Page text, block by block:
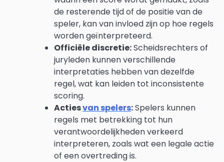
de resterende tijd of de positie van de
speler, kan van invloed zijn op hoe regels
worden geïnterpreteerd.
Officiële discretie:Scheidsrechters of
juryleden kunnen verschillende
interpretaties hebben van dezelfde
regel, wat kan leiden tot inconsistente
scoring.
Actiesvan spelers:Spelers kunnen
regels met betrekking tot hun
verantwoordelijkheden verkeerd
interpreteren, zoals wat een legale actie
of een overtreding is.